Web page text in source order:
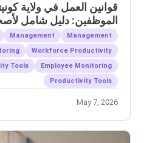
قوانين العمل في ولاية
الموظفين: دليل شامل
Management
Management
Workforce Productivity
Employee Monitoring
Tools
Productivity Tools
May 7, 2026